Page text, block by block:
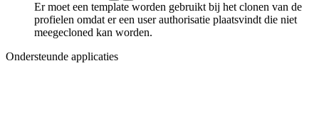
Er moet een template worden gebruikt bij het clonen van de
profielen omdat er een user authorisatie plaatsvindt die niet
meegecloned kan worden.
Ondersteunde applicaties